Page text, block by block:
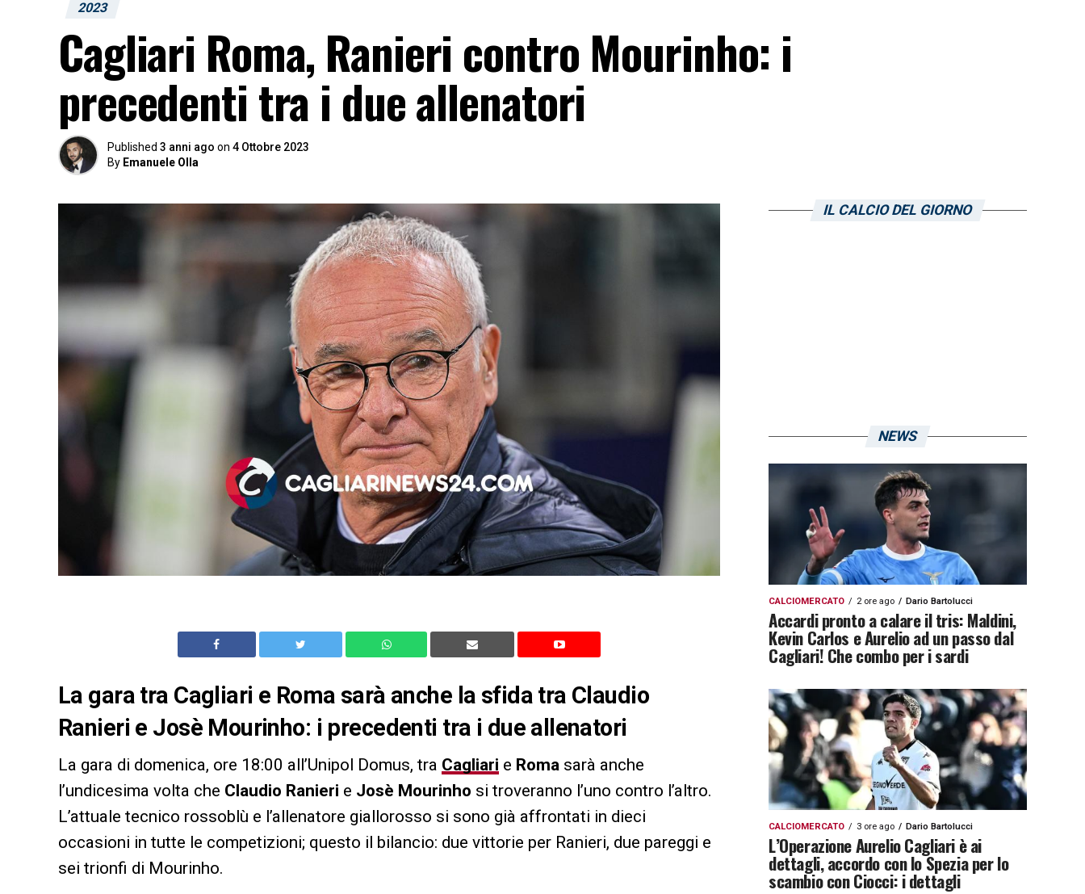
2023
Cagliari Roma, Ranieri contro Mourinho: i
precedenti tra i due allenatori
Published 3 anni ago on 4 Ottobre 2023
By Emanuele Olla
La gara tra Cagliari e Roma sarà anche la sfida tra Claudio
Ranieri e Josè Mourinho: i precedenti tra i due allenatori
La gara di domenica, ore 18:00 all’Unipol Domus, tra Cagliari e Roma sarà anche
l’undicesima volta che Claudio Ranieri e Josè Mourinho si troveranno l’uno contro l’altro.
L’attuale tecnico rossoblù e l’allenatore giallorosso si sono già affrontati in dieci
occasioni in tutte le competizioni; questo il bilancio: due vittorie per Ranieri, due pareggi e
sei trionfi di Mourinho.
IL CALCIO DEL GIORNO
NEWS
CALCIOMERCATO 2 ore ago Dario Bartolucci
Accardi pronto a calare il tris: Maldini,
Kevin Carlos e Aurelio ad un passo dal
Cagliari! Che combo per i sardi
CALCIOMERCATO 3 ore ago Dario Bartolucci
L’Operazione Aurelio Cagliari è ai
dettagli, accordo con lo Spezia per lo
scambio con Ciocci: i dettagli